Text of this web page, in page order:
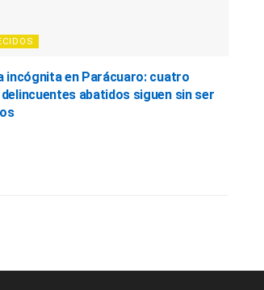
incógnita en Parácuaro: cuatro
abatidos siguen sin ser